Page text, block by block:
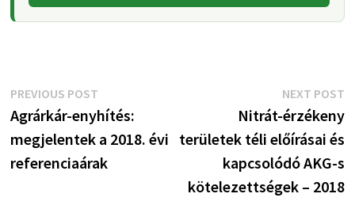
Bejegyzés
navigáció
PREVIOUS POSTPrevious
post:
Agrárkár-enyhítés:
megjelentek a 2018. évi
referenciaárak
NEXT POST
Nitrát-érzékeny
területek téli előírásai és
kapcsolódó AKG-s
kötelezettségek – 2018